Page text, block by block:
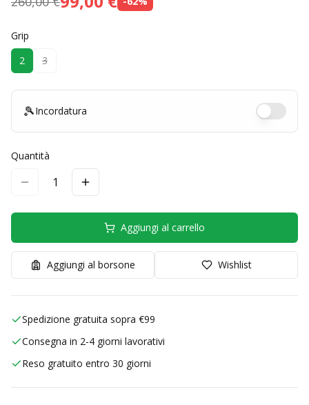
Grip
2
3
🎾Incordatura
Quantità
1
Aggiungi al carrello
Aggiungi al borsone Wishlist
Spedizione gratuita sopra €99
Consegna in 2-4 giorni lavorativi
Reso gratuito entro 30 giorni